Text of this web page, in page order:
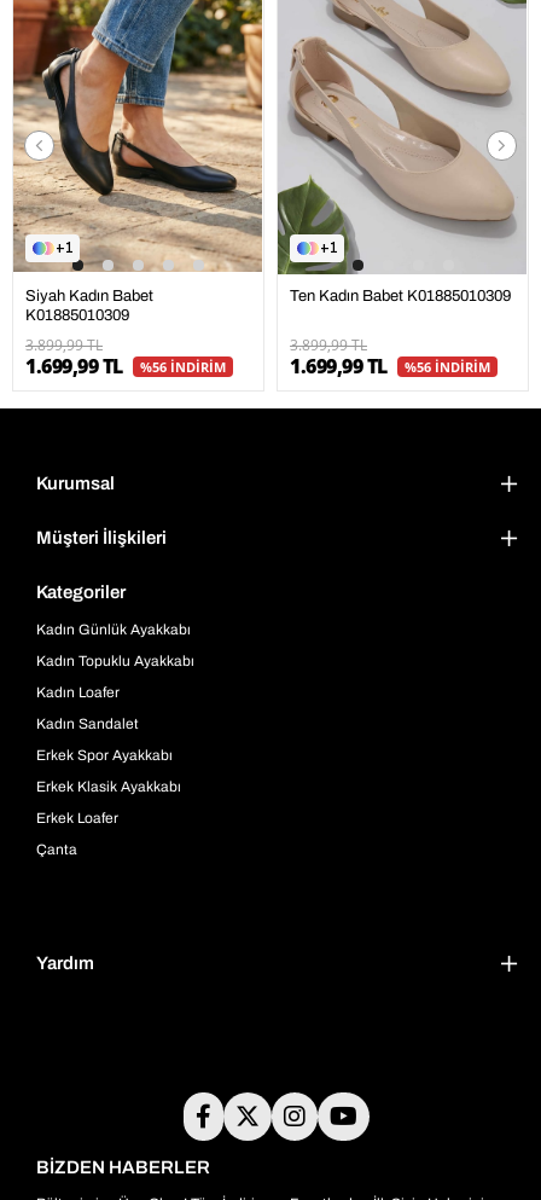
1
Siyah Kadın Babet
K01885010309
3.899,99 TL
1.699,99 TL %56 İNDİRİM
1
Ten Kadın Babet K01885010309
3.899,99 TL
1.699,99 TL %56 İNDİRİM
Kurumsal
Müşteri İlişkileri
Kategoriler
Kadın Günlük Ayakkabı
Kadın Topuklu Ayakkabı
Kadın Loafer
Kadın Sandalet
Erkek Spor Ayakkabı
Erkek Klasik Ayakkabı
Erkek Loafer
Çanta
Yardım
BİZDEN HABERLER